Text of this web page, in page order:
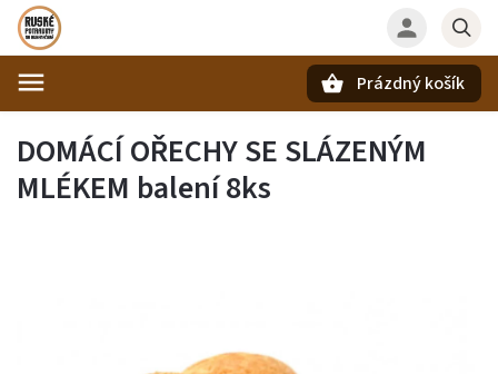
Prázdný košík
DOMÁCÍ OŘECHY SE SLÁZENÝM
MLÉKEM balení 8ks